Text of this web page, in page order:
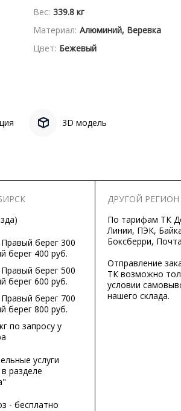
Вес: 339.8 кг
Материал: Алюминий, Веревка
Цвет: Бежевый
3D модель
берег 300
берег 400 руб.
берег 500
берег 600 руб.
берег 700
берег 800 руб.
по запросу у
услуги
разделе
- бесплатно
ДРУГОЙ РЕГИОН
По тарифам ТК
Линии, ПЭК,
Боксберри,
Отправление
ТК возможно
условии
нашего склада.